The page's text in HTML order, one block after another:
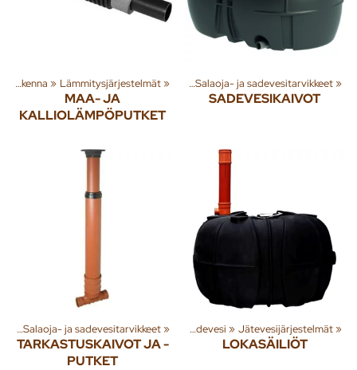
Rakenna ‪» Lämmitysjärjestelmät‪»
MAA- JA
KALLIOLÄMPÖPUTKET
tuotteita‪»Rakenna‪»Jäte- ja sadevesi ‪»Salaoja- ja sadevesitarvikkeet‪»
SADEVESIKAIVOT
‪»Salaoja- ja sadevesitarvikkeet‪»
TARKASTUSKAIVOT JA -
PUTKET
ja tuotteita‪»Rakenna‪» Jäte- ja sadevesi ‪» Jätevesijärjestelmät‪»
LOKASÄILIÖT